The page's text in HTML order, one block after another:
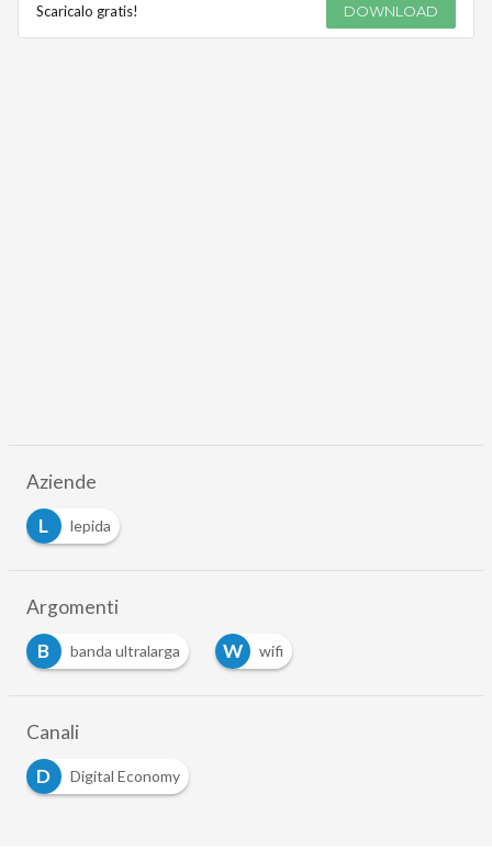
Scaricalo gratis! DOWNLOAD
Aziende
L
lepida
Argomenti
B
banda ultralarga W wifi
Canali
D
Digital Economy